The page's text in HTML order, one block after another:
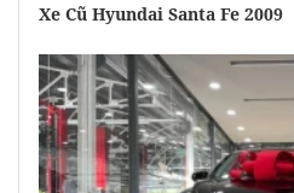
Xe Cũ Hyundai Santa Fe 2009